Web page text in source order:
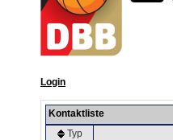
Login
Kontaktliste
Typ